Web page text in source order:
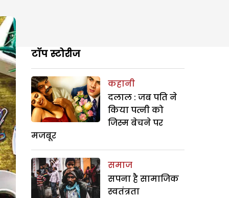
टॉप स्टोरीज
कहानी
दलाल : जब पति ने
किया पत्नी को
जिस्म बेचने पर
मजबूर
समाज
सपना है सामाजिक
स्वतंत्रता